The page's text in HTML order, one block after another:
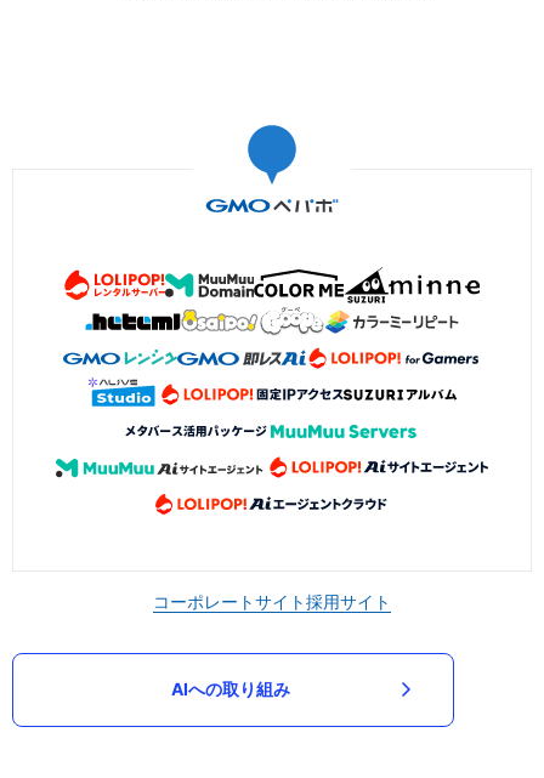
コーポレートサイト採用サイト
AIへの取り組み